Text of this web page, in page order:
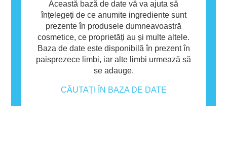
Această bază de date vă va ajuta să
înțelegeți de ce anumite ingrediente sunt
prezente în produsele dumneavoastră
cosmetice, ce proprietăți au și multe altele.
Baza de date este disponibilă în prezent în
paisprezece limbi, iar alte limbi urmează să
se adauge.
CĂUTAȚI ÎN BAZA DE DATE